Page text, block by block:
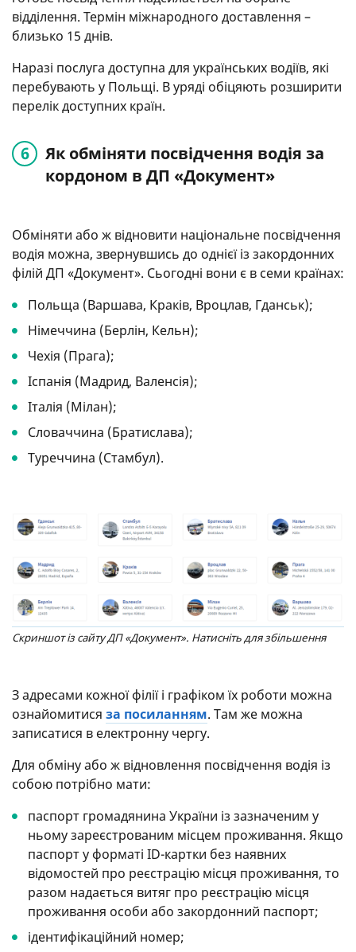
відділення. Термін міжнародного доставлення –
близько 15 днів.
Наразі послуга доступна для українських водіїв, які
перебувають у Польщі. В уряді обіцяють розширити
перелік доступних країн.
Як обміняти посвідчення водія за
кордоном в ДП «Документ»
Обміняти або ж відновити національне посвідчення
водія можна, звернувшись до однієї із закордонних
філій ДП «Документ». Сьогодні вони є в семи країнах:
Польща (Варшава, Краків, Вроцлав, Гданськ);
Німеччина (Берлін, Кельн);
Чехія (Прага);
Іспанія (Мадрид, Валенсія);
Італія (Мілан);
Словаччина (Братислава);
Туреччина (Стамбул).
Скриншот із сайту ДП «Документ». Натисніть для збільшення
З адресами кожної філії і графіком їх роботи можна
ознайомитися за посиланням. Там же можна
записатися в електронну чергу.
Для обміну або ж відновлення посвідчення водія із
собою потрібно мати:
паспорт громадянина України із зазначеним у
ньому зареєстрованим місцем проживання. Якщо
паспорт у форматі ID-картки без наявних
відомостей про реєстрацію місця проживання, то
разом надається витяг про реєстрацію місця
проживання особи або закордонний паспорт;
ідентифікаційний номер;